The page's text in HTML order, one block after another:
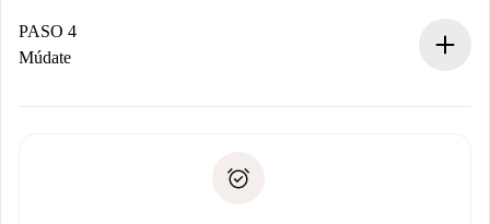
contacto con el propietario.
Si es rechazada: No te haremos ningún cargo y te
Prueba de solvencia
PASO 4
Múdate
no nos comunicas ningún problema.